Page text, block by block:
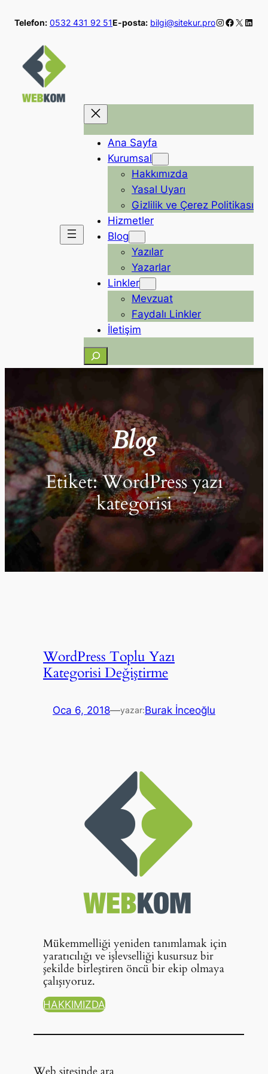
geç
Telefon: 0532 431 92 51E-posta: bilgi@sitekur.proInstagram
X
Ana Sayfa
Kurumsal
Hakkımızda
Yasal Uyarı
Gizlilik ve Çerez Politikası
Hizmetler
Blog
Yazılar
Yazarlar
Linkler
Mevzuat
Faydalı Linkler
İletişim
Ara
Blog
Etiket:WordPress yazı
kategorisi
WordPress Toplu Yazı
Kategorisi Değiştirme
Oca 6, 2018—yazar:Burak İnceoğlu
Mükemmelliği yeniden tanımlamak için
yaratıcılığı ve işlevselliği kusursuz bir
şekilde birleştiren öncü bir ekip olmaya
çalışıyoruz.
HAKKIMIZDA